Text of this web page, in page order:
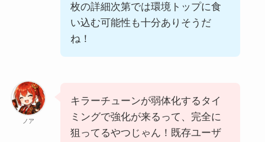
枚の詳細次第では環境トップに食
い込む可能性も十分ありそうだ
ね！
ノア
キラーチューンが弱体化するタイ
ミングで強化が来るって、完全に
狙ってるやつじゃん！既存ユーザ